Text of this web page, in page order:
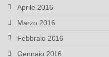
Aprile 2016
Marzo 2016
Febbraio 2016
Gennaio 2016